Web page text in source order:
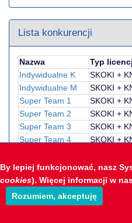
Lista konkurencji
Nazwa Typ
Indywidualne K
SKOKI +
Indywidualne M
SKOKI +
Super Team 1
SKOKI +
Super Team 2
SKOKI +
Super Team 3
SKOKI +
Super Team 4
SKOKI +
Krótkie wprowadzenie do systemu
By lepiej funkcjonować, nasz
cookies). Więcej informacji w
Rozumiem, akceptuję